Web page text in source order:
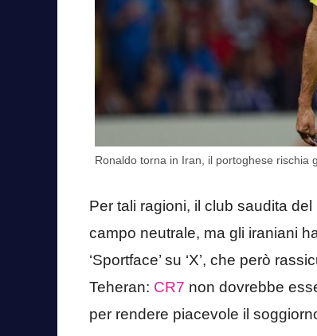
Ronaldo torna in Iran, il portoghese rischia
Per tali ragioni, il club saudita
campo neutrale, ma gli iraniani
‘Sportface’ su ‘X’, che però
Teheran: CR7 non dovrebbe
per rendere piacevole il